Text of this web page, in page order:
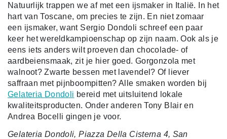
Natuurlijk trappen we af met een ijsmaker in Italië. In het
hart van Toscane, om precies te zijn. En niet zomaar
een ijsmaker, want Sergio Dondoli schreef een paar
keer het wereldkampioenschap op zijn naam. Ook als je
eens iets anders wilt proeven dan chocolade- of
aardbeiensmaak, zit je hier goed. Gorgonzola met
walnoot? Zwarte bessen met lavendel? Of liever
saffraan met pijnboompitten? Alle smaken worden bij
Gelateria Dondoli bereid met uitsluitend lokale
kwaliteitsproducten. Onder anderen Tony Blair en
Andrea Bocelli gingen je voor.
Gelateria Dondoli, Piazza Della Cisterna 4, San